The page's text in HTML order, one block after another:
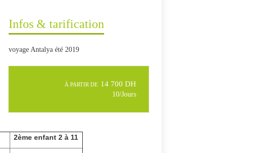
2ème enfant 2 à 11
Infos & tarification
voyage Antalya été 2019
À PARTIR DE 14 700 DH
10/Jours